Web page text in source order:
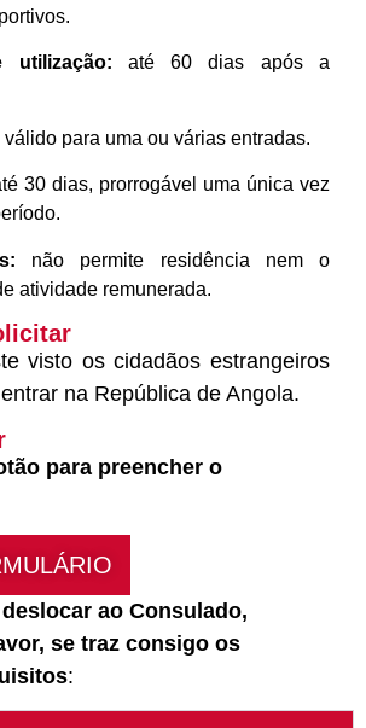
utilização: até 60 dias após a
válido para uma ou várias entradas.
30 dias, prorrogável uma única vez
não permite residência nem o
atividade remunerada.
visto os cidadãos estrangeiros
na República de Angola.
para preencher o
ao Consulado,
se traz consigo os
: